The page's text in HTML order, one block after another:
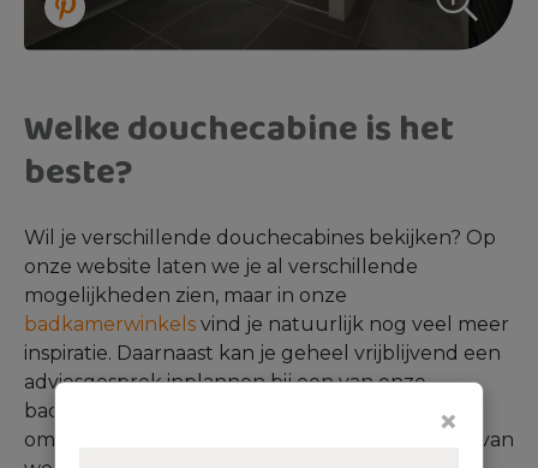
×
Welke douchecabine is het
beste?
Wil je verschillende douchecabines bekijken? Op
onze website laten we je al verschillende
mogelijkheden zien, maar in onze
badkamerwinkels vind je natuurlijk nog veel meer
inspiratie. Daarnaast kan je geheel vrijblijvend een
adviesgesprek inplannen bij een van onze
badkamerwinkels, waarbij we jouw wensen
omzetten in een badkamerontwerp waar jij blij van